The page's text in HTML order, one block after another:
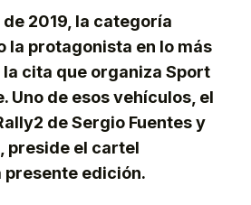
2019, la categoría
la protagonista en lo más
cita que organiza Sport
Uno de esos vehículos, el
de Sergio Fuentes y
preside el cartel
presente edición.